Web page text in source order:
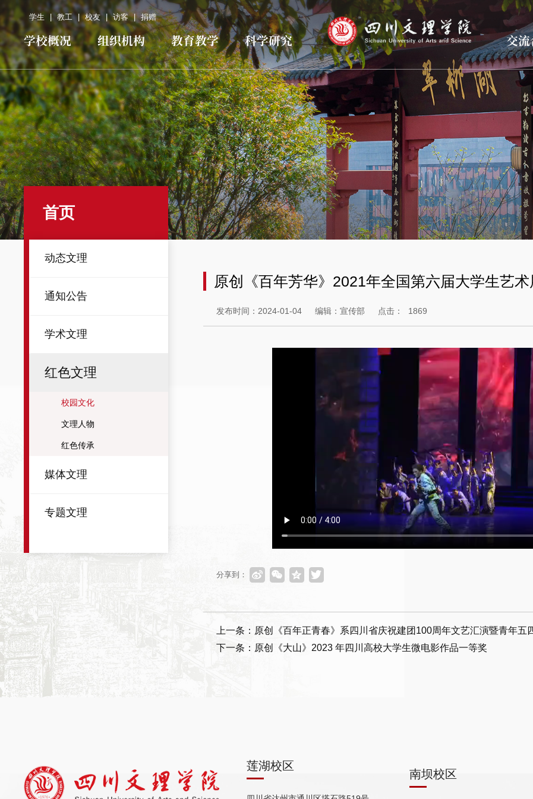
学生 | 教工 校友 | 访客 | 捐赠
学校概况 组织机构 教育教学 科学研究 交
首页
动态文理
通知公告
学术文理
红色文理
校园文化
文理人物
红色传承
媒体文理
专题文理
原创《百年芳华》2021年全国第六届大学生艺
发布时间：2024-01-04 编辑：宣传部 点击： 1869
分享到：
上一条：原创《百年正青春》系四川省庆祝建团100周年文艺汇演暨青年五
下一条：原创《大山》2023 年四川高校大学生微电影作品一等奖
莲湖校区
南坝校区